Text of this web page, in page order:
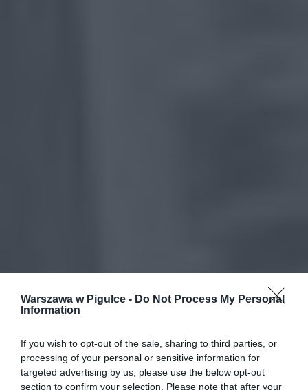
Warszawa w Pigułce - Do Not Process My Personal
Information
If you wish to opt-out of the sale, sharing to third parties, or
processing of your personal or sensitive information for
targeted advertising by us, please use the below opt-out
section to confirm your selection. Please note that after your